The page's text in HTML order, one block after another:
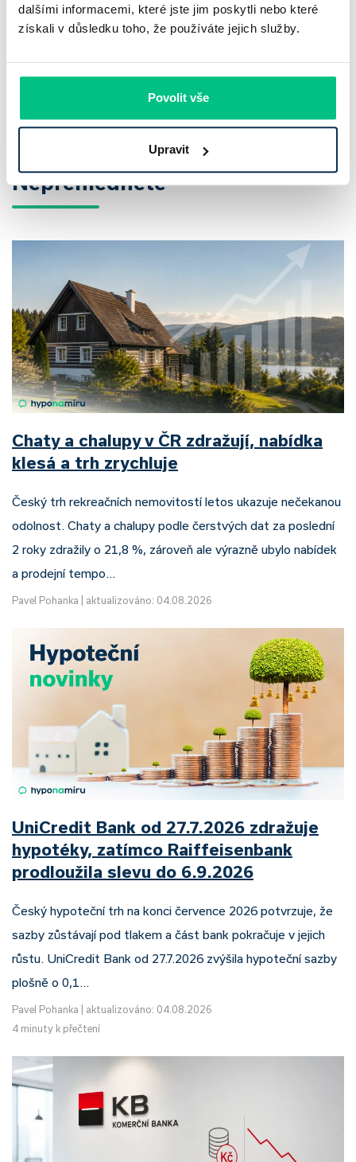
dalšími informacemi, které jste jim poskytli nebo které
získali v důsledku toho, že používáte jejich služby.
Povolit vše
Upravit
Více článků
Nepřehlédněte
Chaty a chalupy v ČR zdražují, nabídka
klesá a trh zrychluje
Český trh rekreačních nemovitostí letos ukazuje nečekanou
odolnost. Chaty a chalupy podle čerstvých dat za poslední
2 roky zdražily o 21,8 %, zároveň ale výrazně ubylo nabídek
a prodejní tempo…
Pavel Pohanka aktualizováno: 04.08.2026
UniCredit Bank od 27.7.2026 zdražuje
hypotéky, zatímco Raiffeisenbank
prodloužila slevu do 6.9.2026
Český hypoteční trh na konci července 2026 potvrzuje, že
sazby zůstávají pod tlakem a část bank pokračuje v jejich
růstu. UniCredit Bank od 27.7.2026 zvýšila hypoteční sazby
plošně o 0,1…
Pavel Pohanka
aktualizováno: 04.08.2026
4 minuty k přečtení